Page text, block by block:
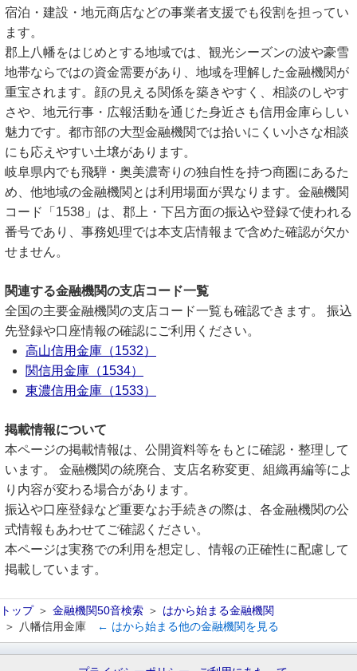
宿泊・建設・地元商店などの事業者支援でも役割を担ってい
ます。
郡上八幡をはじめとする地域では、観光シーズンの波や豪雪
地帯ならではの資金需要があり、地域を理解した金融機関が
重宝されます。顔の見える関係を築きやすく、相談のしやす
さや、地元行事・広報活動を通じた身近さも信用金庫らしい
魅力です。都市部の大型金融機関では拾いにくい小さな相談
にも応えやすい土壌があります。
岐阜県内でも飛騨・奥美濃寄りの独自性を持つ商圏にあるた
め、他地域の金融機関とは利用場面が異なります。金融機関
コード「1538」は、郡上・下呂方面の振込や登録で使われる
番号であり、事務処理では本支店情報まで含めた確認が欠か
せません。
関連する金融機関の支店コード一覧
全国の主要金融機関の支店コード一覧も確認できます。 振込
先登録や口座情報の確認にご利用ください。
高山信用金庫（1532）
関信用金庫（1534）
東濃信用金庫（1533）
掲載情報について
本ページの掲載情報は、公開資料等をもとに確認・整理して
います。 金融機関の統廃合、支店名称変更、組織再編等によ
り内容が変わる場合があります。
振込や口座登録など重要なお手続きの際は、各金融機関の公
式情報もあわせてご確認ください。
本ページは実務での利用を想定し、情報の正確性に配慮して
掲載しています。
トップ 金融機関50音検索
はから始まる金融機関
八幡信用金庫
← はから始まる他の金融機関を見る